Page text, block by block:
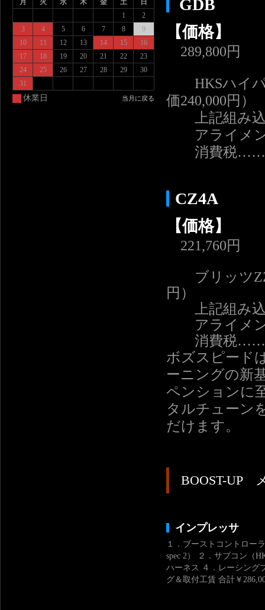
GDB
【価格】
289,800円
HKSハイパ
価240,000円）
上記組み込
アライメン
消費税
CZ4A
【価格】
221,760円
ブリッツZZ-
円）
上記組み込
アライメン
消費税
ボズスピード
ーニングの新
ペンションに
タルチューン
だけます。
BOOST-UP
インプレッサ
１．ブーストコントロー
spec 2） ２．サブコン（
ハーネス ４．レーシング
グ＆取付工賃 合計￥
月 火 水 木 金 土
日
1
2
3
4 5 6 7 8
9
10
11 12 13 14 15
16
17
18 19 20 21 22
23
24
25 26 27 28 29
30
31
休業日 当月に戻る